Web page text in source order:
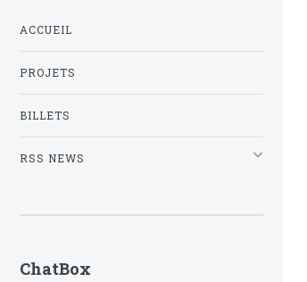
ACCUEIL
PROJETS
BILLETS
RSS NEWS
ChatBox